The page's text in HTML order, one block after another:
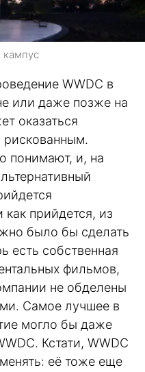
WWDC в
или даже позже на
оказаться
понимают, и, на
как прийдется, из
было бы сделать
есть собственная
фильмов,
не обделены
Самое лучшее в
могло бы даже
Кстати, WWDC
её тоже еще